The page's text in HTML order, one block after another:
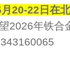
20-22日在
2026年铁合